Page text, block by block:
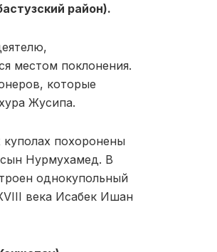
район).
местом поклонения.
которые
Жусипа.
похоронены
Нурмухамед. В
однокупольный
века Исабек Ишан